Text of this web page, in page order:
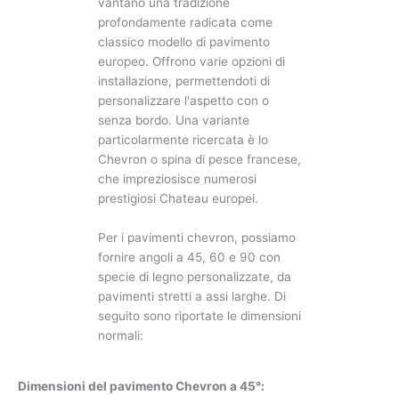
profondamente radicata come
classico modello di pavimento
europeo. Offrono varie opzioni di
installazione, permettendoti di
personalizzare l'aspetto con o
senza bordo. Una variante
particolarmente ricercata è lo
Chevron o spina di pesce francese,
che impreziosisce numerosi
prestigiosi Chateau europei.
Per i pavimenti chevron, possiamo
fornire angoli a 45, 60 e 90 con
specie di legno personalizzate, da
pavimenti stretti a assi larghe. Di
seguito sono riportate le dimensioni
normali:
Dimensioni del pavimento Chevron a 45°: